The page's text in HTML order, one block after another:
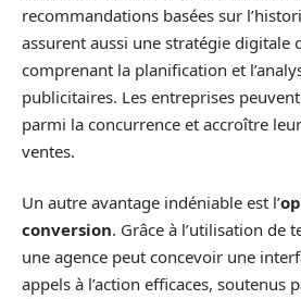
recommandations basées sur
assurent aussi une stratégie digitale
comprenant la planification et
publicitaires. Les entreprises
parmi la concurrence et accroître
ventes.
Un autre avantage indéniable est l’
conversion. Grâce à l’utilisation de
une agence peut concevoir une
appels à l’action efficaces, soutenus